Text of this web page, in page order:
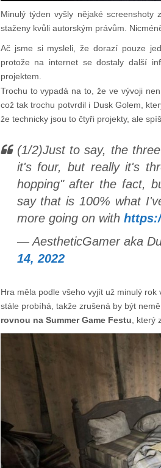
Minulý týden vyšly nějaké
staženy kvůli autorským právům.
Ač jsme si mysleli, že dorazí pouze
protože na internet se dostaly další
projektem.
Trochu to vypadá na to, že ve vývoji
což tak trochu potvrdil i Dusk Golem,
že technicky jsou to čtyři projekty, ale
(1/2)Just to say, the
it's four, but really it's
hopping" after the fact,
say that is 100% what
more going on with
— AestheticGamer aka
14, 2022
Hra měla podle všeho vyjít už minulý
stále probíhá, takže zrušená by být
rovnou na Summer Game Festu , který